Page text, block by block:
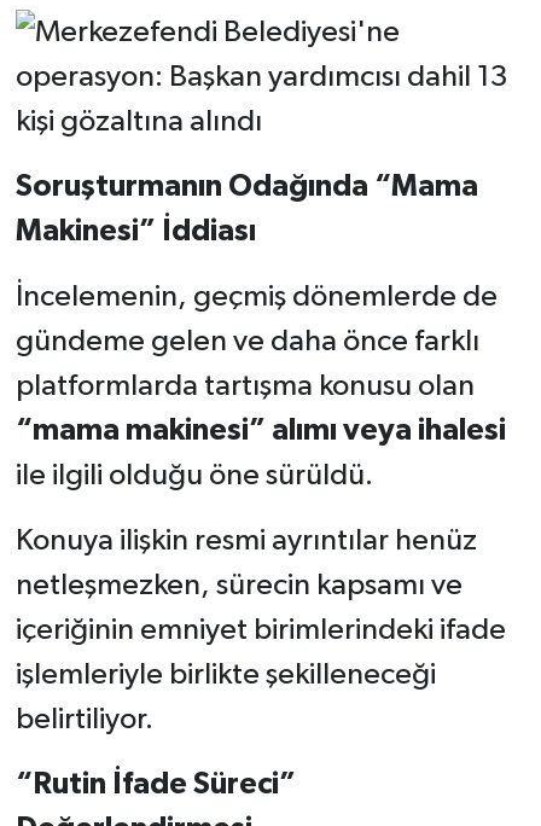
Soruşturmanın Odağında “Mama
Makinesi” İddiası
İncelemenin, geçmiş dönemlerde de
gündeme gelen ve daha önce farklı
platformlarda tartışma konusu olan
“mama makinesi” alımı veya ihalesi
ile ilgili olduğu öne sürüldü.
Konuya ilişkin resmi ayrıntılar henüz
netleşmezken, sürecin kapsamı ve
içeriğinin emniyet birimlerindeki ifade
işlemleriyle birlikte şekilleneceği
belirtiliyor.
“Rutin İfade Süreci”